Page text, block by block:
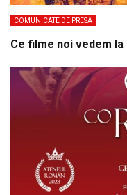
COMUNICATE DE PRESA
Ce filme noi vedem la